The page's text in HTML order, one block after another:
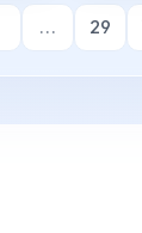
… 29